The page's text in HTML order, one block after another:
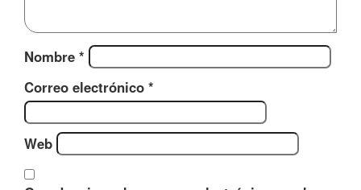
Nombre *
Correo electrónico *
Web